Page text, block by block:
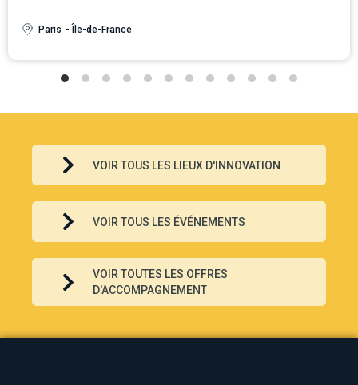
Paris - Île-de-France
VOIR TOUS LES LIEUX D'INNOVATION
VOIR TOUS LES ÉVÉNEMENTS
VOIR TOUTES LES OFFRES
D'ACCOMPAGNEMENT